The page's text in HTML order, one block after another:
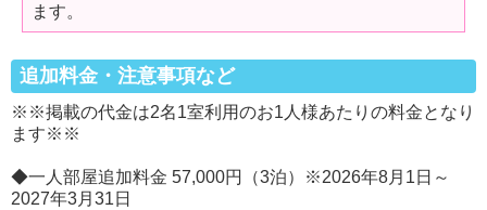
ます。
追加料金・注意事項など
※※掲載の代金は2名1室利用のお1人様あたりの料金となり
ます※※
◆一人部屋追加料金 57,000円（3泊）※2026年8月1日～
2027年3月31日